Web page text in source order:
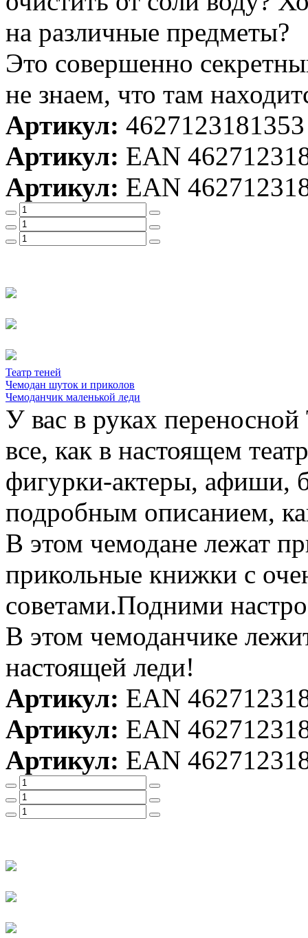
на различные предметы?
Это совершенно
не знаем, что там
Артикул: 4627123181353
Артикул: EAN
Артикул: EAN
Театр теней
Чемодан шуток и приколов
Чемоданчик маленькой леди
У вас в руках
все, как в настоящем
фигурки-актеры, афиши,
подробным описанием,
В этом чемодане лежат
прикольные книжки с
советами.Подними
В этом чемоданчике
настоящей леди!
Артикул: EAN
Артикул: EAN
Артикул: EAN